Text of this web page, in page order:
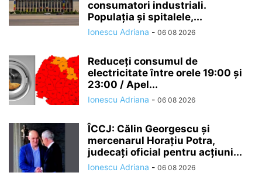
consumatori industriali.
Populația și spitalele,...
Ionescu Adriana - 06 08 2026
Reduceți consumul de
electricitate între orele 19:00 și
23:00 / Apel...
Ionescu Adriana - 06 08 2026
ÎCCJ: Călin Georgescu și
mercenarul Horațiu Potra,
judecați oficial pentru acțiuni...
Ionescu Adriana - 06 08 2026